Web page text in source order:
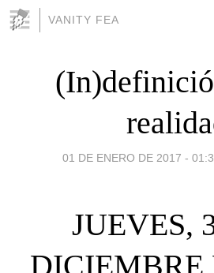
VANITY FEA
01 DE ENERO DE 2017 -
JUEVES,
DICIEMBRE